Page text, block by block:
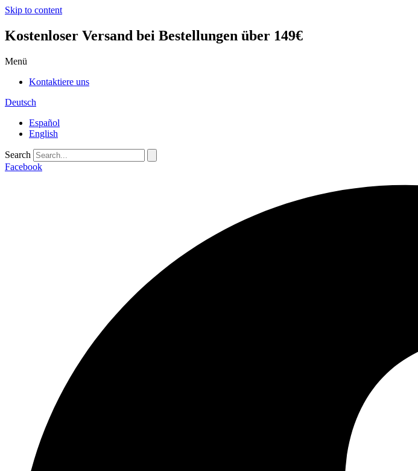
Skip to content
Kostenloser Versand bei Bestellungen über 149€
Menü
Kontaktiere uns
Deutsch
Español
English
Search
Facebook